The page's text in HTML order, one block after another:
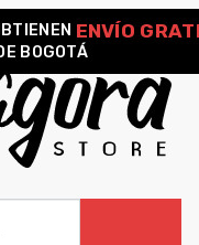
ENVÍO
BOGOTÁ